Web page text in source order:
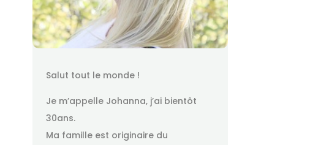
Salut tout le monde !
Je m’appelle Johanna, j’ai bientôt
30ans.
Ma famille est originaire du